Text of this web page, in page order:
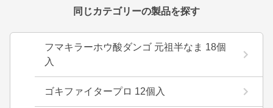
同じカテゴリーの製品を探す
フマキラーホウ酸ダンゴ 元祖半なま 18個
入
ゴキファイタープロ 12個入